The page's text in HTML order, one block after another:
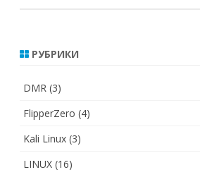
РУБРИКИ
DMR (3)
FlipperZero (4)
Kali Linux (3)
LINUX (16)